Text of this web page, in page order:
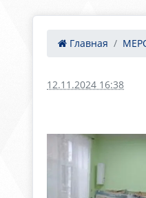
Главная
12.11.2024 16:38